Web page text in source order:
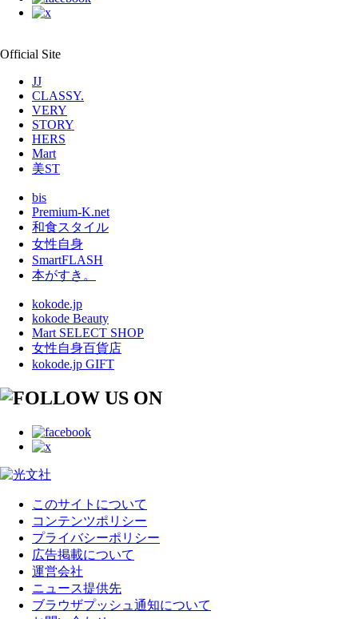
Official Site
JJ
CLASSY.
VERY
STORY
HERS
Mart
美ST
bis
Premium-K.net
和食スタイル
女性自身
SmartFLASH
本がすき。
kokode.jp
kokode Beauty
Mart SELECT SHOP
女性自身百貨店
kokode.jp GIFT
このサイトについて
コンテンツポリシー
プライバシーポリシー
広告掲載について
運営会社
ニュース提供先
ブラウザプッシュ通知について